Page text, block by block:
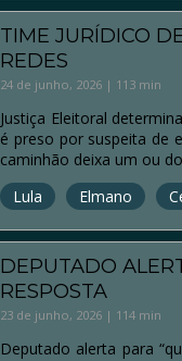
TIME JURÍDICO
REDES
24 de junho, 2026 | 113 min
Justiça Eleitoral
é preso por suspeita de
caminhão deixa um ou
Lula
Elmano
DEPUTADO
RESPOSTA
23 de junho, 2026 | 114 min
Deputado alerta para